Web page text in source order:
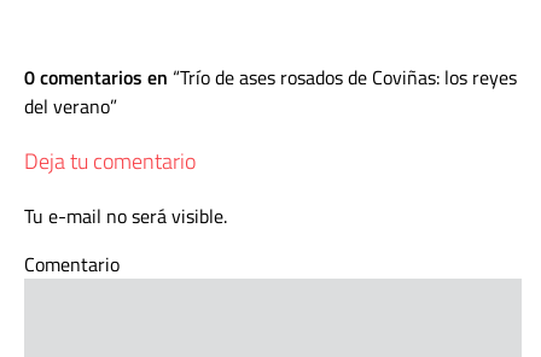
0 comentarios en Trío de ases rosados de Coviñas: los reyes
del verano
Deja tu comentario
Tu e-mail no será visible.
Comentario